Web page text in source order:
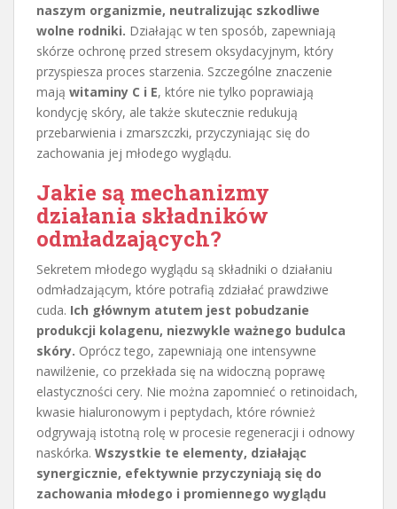
naszym organizmie, neutralizując szkodliwe
wolne rodniki. Działając w ten sposób, zapewniają
skórze ochronę przed stresem oksydacyjnym, który
przyspiesza proces starzenia. Szczególne znaczenie
mają witaminy C i E, które nie tylko poprawiają
kondycję skóry, ale także skutecznie redukują
przebarwienia i zmarszczki, przyczyniając się do
zachowania jej młodego wyglądu.
Jakie są mechanizmy
działania składników
odmładzających?
Sekretem młodego wyglądu są składniki o działaniu
odmładzającym, które potrafią zdziałać prawdziwe
cuda. Ich głównym atutem jest pobudzanie
produkcji kolagenu, niezwykle ważnego budulca
skóry. Oprócz tego, zapewniają one intensywne
nawilżenie, co przekłada się na widoczną poprawę
elastyczności cery. Nie można zapomnieć o retinoidach,
kwasie hialuronowym i peptydach, które również
odgrywają istotną rolę w procesie regeneracji i odnowy
naskórka. Wszystkie te elementy, działając
synergicznie, efektywnie przyczyniają się do
zachowania młodego i promiennego wyglądu